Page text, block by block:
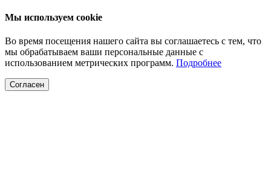
Мы используем cookie
Во время посещения нашего сайта вы соглашаетесь с тем, что
мы обрабатываем ваши персональные данные с
использованием метрических программ. Подробнее
Согласен